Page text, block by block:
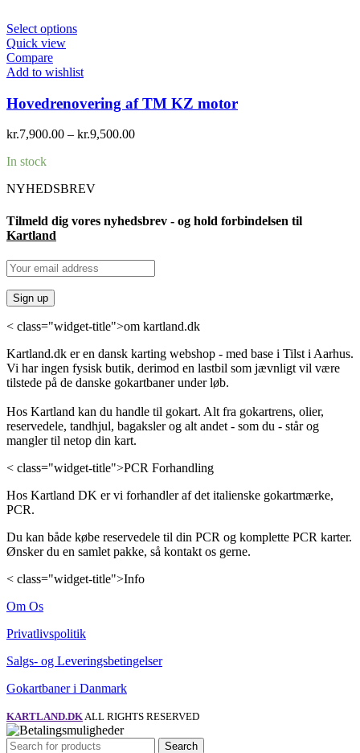
Select options
Quick view
Compare
Add to wishlist
Hovedrenovering af TM KZ motor
kr.7,900.00 – kr.9,500.00
In stock
NYHEDSBREV
Tilmeld dig vores nyhedsbrev - og hold forbindelsen til
Kartland
< class="widget-title">om kartland.dk
Kartland.dk er en dansk karting webshop - med base i Tilst i Aarhus.
Vi har ingen fysisk butik, derimod en lastbil som jævnligt vil være
tilstede på de danske gokartbaner under løb.
Hos Kartland kan du handle til gokart. Alt fra gokartrens, olier,
reservedele, tandhjul, bagaksler og alt andet - som du - står og
mangler til netop din kart.
< class="widget-title">PCR Forhandling
Hos Kartland DK er vi forhandler af det italienske gokartmærke,
PCR.
Du kan både købe reservedele til din PCR og komplette PCR karter.
Ønsker du en samlet pakke, så kontakt os gerne.
< class="widget-title">Info
Om Os
Privatlivspolitik
Salgs- og Leveringsbetingelser
Gokartbaner i Danmark
KARTLAND.DK ALL RIGHTS RESERVED
Search